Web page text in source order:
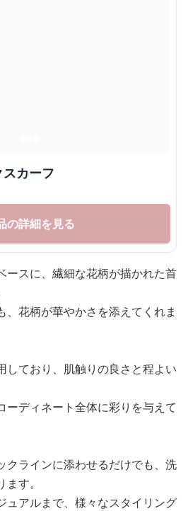
カーフ
の詳細を見る
ースに、繊細な花柄が描かれた首
、花柄が華やかさを添えてくれま
しており、肌触りの良さと程よい
ーディネート全体に彩りを与えて
クラインに添わせるだけでも、洗
す。
ュアルまで、様々なスタイリング